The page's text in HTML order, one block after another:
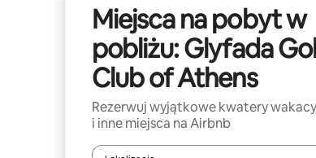
Miejsca na pobyt w
pobliżu: Glyfada
Club of Athens
Rezerwuj wyjątkowe kwatery
i inne miejsca na Airbnb